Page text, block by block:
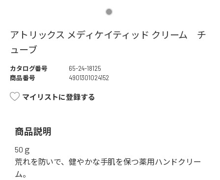
アトリックス メディケイティッド クリーム チ
ューブ
カタログ番号
65-24-18125
商品番号
4901301024152
マイリストに登録する
商品説明
50ｇ
荒れを防いで、健やかな手肌を保つ薬用ハンドクリー
ム。